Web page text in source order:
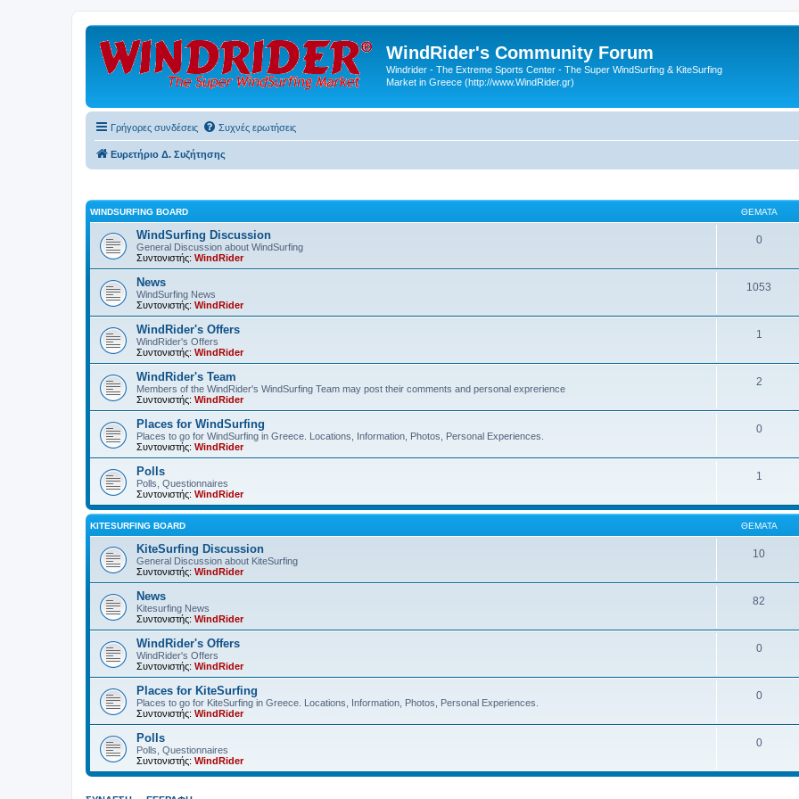
WindRider's Community Forum
Windrider - The Extreme Sports Center - The Super WindSurfing & KiteSurfing
Market in Greece (http://www.WindRider.gr)
Γρήγορες συνδέσεις Συχνές ερωτήσεις
Ευρετήριο Δ. Συζήτησης
WINDSURFING BOARD ΘΈΜΑΤΑ
WindSurfing Discussion
General Discussion about WindSurfing
Συντονιστής: WindRider
0
News
WindSurfing News
Συντονιστής: WindRider
1053
WindRider's Offers
WindRider's Offers
Συντονιστής: WindRider
1
WindRider's Team
Members of the WindRider's WindSurfing Team may post their comments and personal exprerience
Συντονιστής: WindRider
2
Places for WindSurfing
Places to go for WindSurfing in Greece. Locations, Information, Photos, Personal Experiences.
Συντονιστής: WindRider
0
Polls
Polls, Questionnaires
Συντονιστής: WindRider
1
KITESURFING BOARD ΘΈΜΑΤΑ
KiteSurfing Discussion
General Discussion about KiteSurfing
Συντονιστής: WindRider
10
News
Kitesurfing News
Συντονιστής: WindRider
82
WindRider's Offers
WindRider's Offers
Συντονιστής: WindRider
0
Places for KiteSurfing
Places to go for KiteSurfing in Greece. Locations, Information, Photos, Personal Experiences.
Συντονιστής: WindRider
0
Polls
Polls, Questionnaires
Συντονιστής: WindRider
0